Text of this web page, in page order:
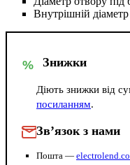
Внутрішній
% Знижки
Діють знижки від
посиланням.
Зв’язок з нами
Пошта —